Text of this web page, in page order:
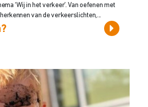
‘Wij in het verkeer’. Van oefenen met
van de verkeerslichten,...